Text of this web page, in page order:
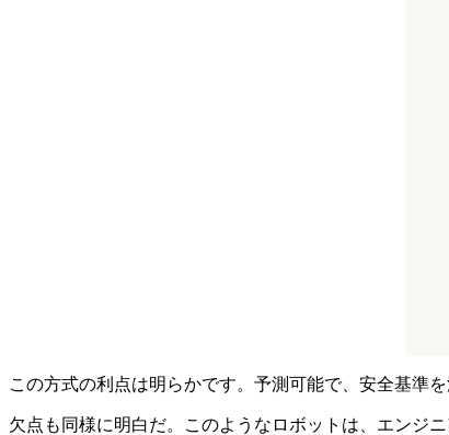
この方式の利点は明らかです。予測可能で、安全基準
欠点も同様に明白だ。このようなロボットは、エンジ